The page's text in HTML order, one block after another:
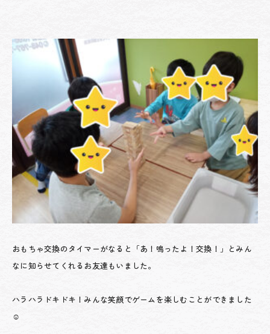
おもちゃ交換のタイマーがなると「あ！鳴ったよ！交換！」とみん
なに知らせてくれるお友達もいました。
ハラハラドキドキ！みんな笑顔でゲームを楽しむことができました
☺